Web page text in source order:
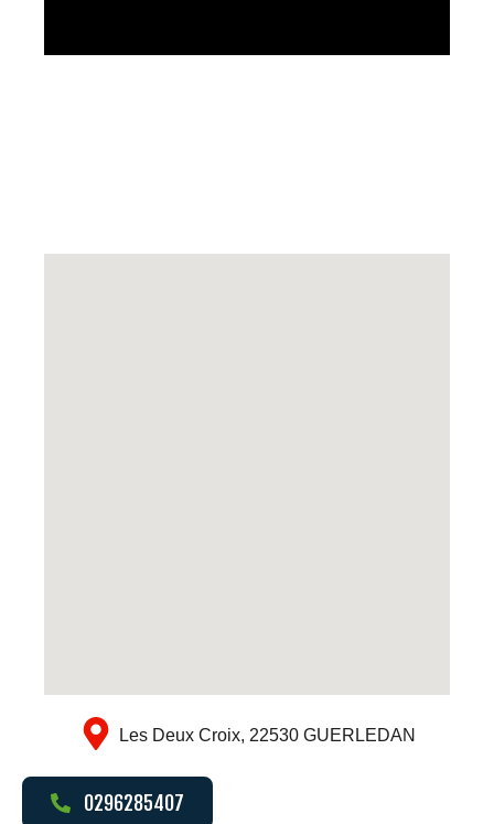
Les Deux Croix, 22530 GUERLEDAN
0296285407